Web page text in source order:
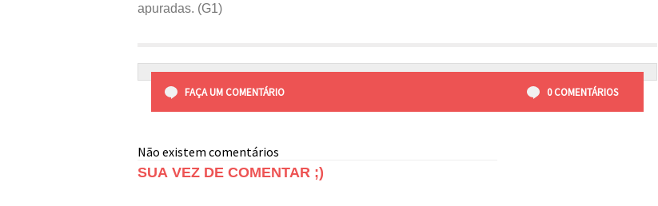
apuradas. (G1)
FAÇA UM COMENTÁRIO 0 COMENTÁRIOS
Não existem comentários
SUA VEZ DE COMENTAR ;)